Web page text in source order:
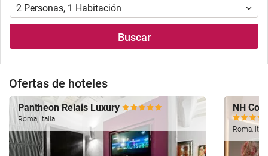
búsqueda
de
para
realizar
hotel.
2 Personas, 1 Habitación
Buscar
Ofertas de hoteles
Pantheon Relais Luxury
Roma, Italia
NH
Roma,